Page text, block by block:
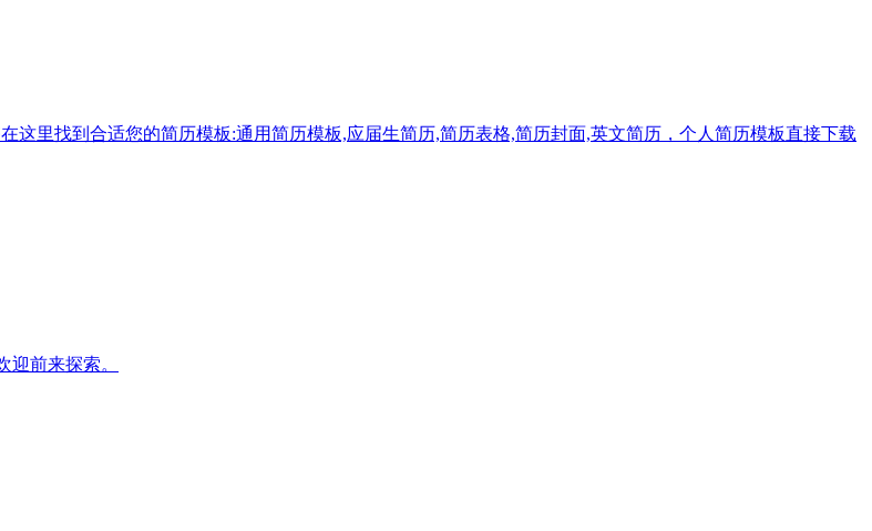
里找到合适您的简历模板:通用简历模板,应届生简历,简历表格,简历封面,英文简历，个人简历模板直接下载
前来探索。